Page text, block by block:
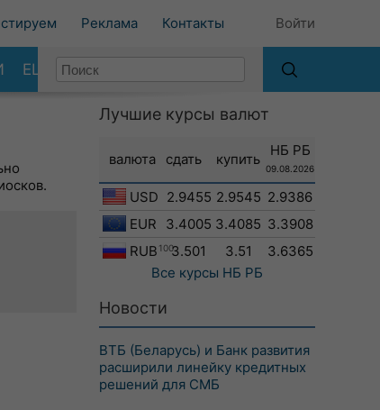
Реклама Контакты Войти
ЕЩЕ
Лучшие курсы валют
валюта сдать купить
НБ РБ
09.08.2026
USD 2.9455 2.9545 2.9386
EUR
3.4005 3.4085 3.3908
RUB 1003.501 3.51
3.6365
Все курсы НБ РБ
Новости
ВТБ (Беларусь) и Банк развития
расширили линейку кредитных
решений для СМБ